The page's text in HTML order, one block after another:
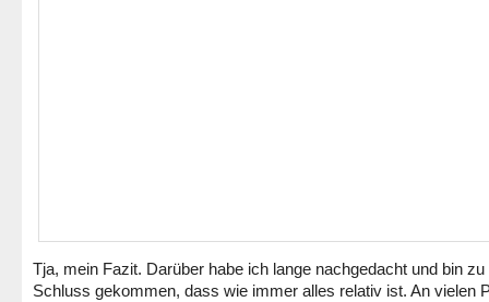
Tja, mein Fazit. Darüber habe ich lange nachgedacht und bin zu
Schluss gekommen, dass wie immer alles relativ ist. An vielen